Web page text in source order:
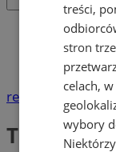
Katalog firm
Handel
Targowiska
reklama
treści,
stron
celach,
wybory